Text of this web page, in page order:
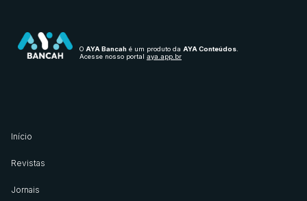
O AYA Bancah é um produto da AYA Conteúdos.
Acesse nosso portal aya.app.br
Início
Revistas
Jornais